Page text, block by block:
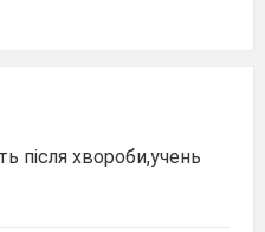
після хвороби,учень